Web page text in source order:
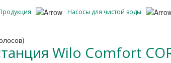
Насосы для чистой воды
Wilo Comfort